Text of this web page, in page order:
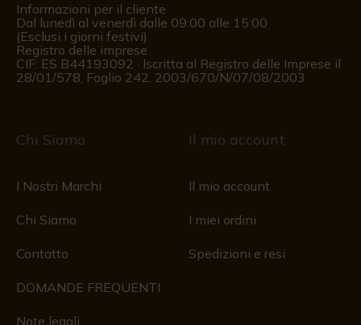
Informazioni per il cliente
Dal lunedì al venerdì dalle 09:00 alle 15:00
(Esclusi i giorni festivi)
Registro delle imprese
CIF: ES B44193092 · Iscritta al Registro delle Imprese il
28/01/578, Foglio 242, 2003/670/N/07/08/2003
Chi Siamo
I Nostri Marchi
Chi Siamo
Contatto
DOMANDE FREQUENTI
Note legali
Il mio account
Il mio account
I miei ordini
Spedizioni e resi